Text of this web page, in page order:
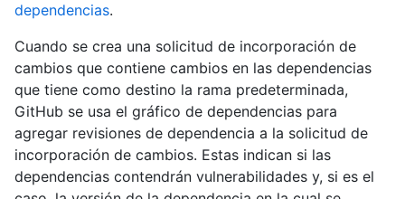
dependencias.
Cuando se crea una solicitud de incorporación de
cambios que contiene cambios en las dependencias
que tiene como destino la rama predeterminada,
GitHub se usa el gráfico de dependencias para
agregar revisiones de dependencia a la solicitud de
incorporación de cambios. Estas indican si las
dependencias contendrán vulnerabilidades y, si es el